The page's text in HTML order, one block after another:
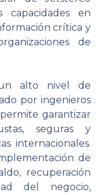
capacidades en
crítica y
de
un alto nivel de
por ingenieros
garantizar
seguras y
internacionales.
de
recuperación
del negocio,